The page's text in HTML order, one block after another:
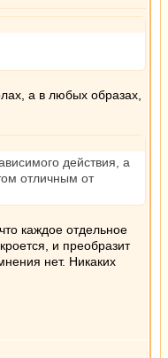
а в любых образах,
действия, а
отличным от
каждое отдельное
и преобразит
нет. Никаких